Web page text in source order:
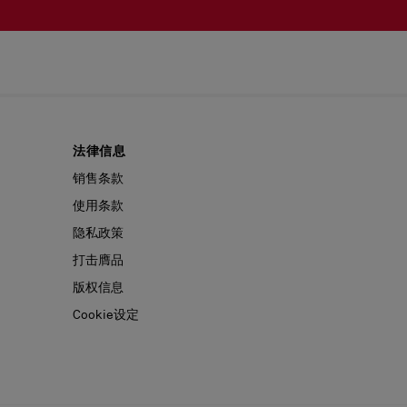
法律信息
销售条款
使用条款
隐私政策
打击膺品
版权信息
Cookie设定